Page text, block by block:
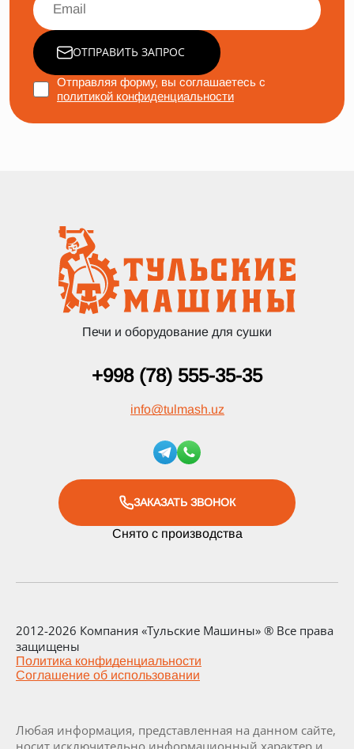
ОТПРАВИТЬ ЗАПРОС
Отправляя форму, вы соглашаетесь с
политикой конфиденциальности
Печи и оборудование для сушки
+998 (78) 555-35-35
info@tulmash.uz
ЗАКАЗАТЬ ЗВОНОК
Снято с производства
2012-2026 Компания «Тульские Машины» ® Все права
защищены
Политика конфиденциальности
Соглашение об использовании
Любая информация, представленная на данном сайте,
носит исключительно информационный характер и